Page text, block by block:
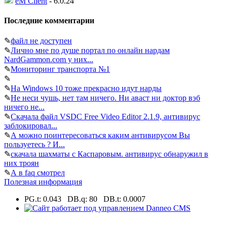
Последние комментарии
✎файл не доступен
✎Лично мне по душе портал по онлайн нардам
NardGammon.com у них...
✎Мониторинг транспорта №1
✎
✎На Windows 10 тоже прекрасно идут нарды
✎Не неси чушь, нет там ничего. Ни аваст ни доктор вэб
ничего не...
✎Скачала файл VSDC Free Video Editor 2.1.9, антивирус
заблокировал...
✎А можно поинтересоваться каким антивирусом Вы
пользуетесь ? И...
✎скачала шахматы с Каспаровым. антивирус обнаружил в
них троян
✎А в faq смотрел
Полезная информация
PG.t: 0.043 DB.q: 80 DB.t: 0.0007